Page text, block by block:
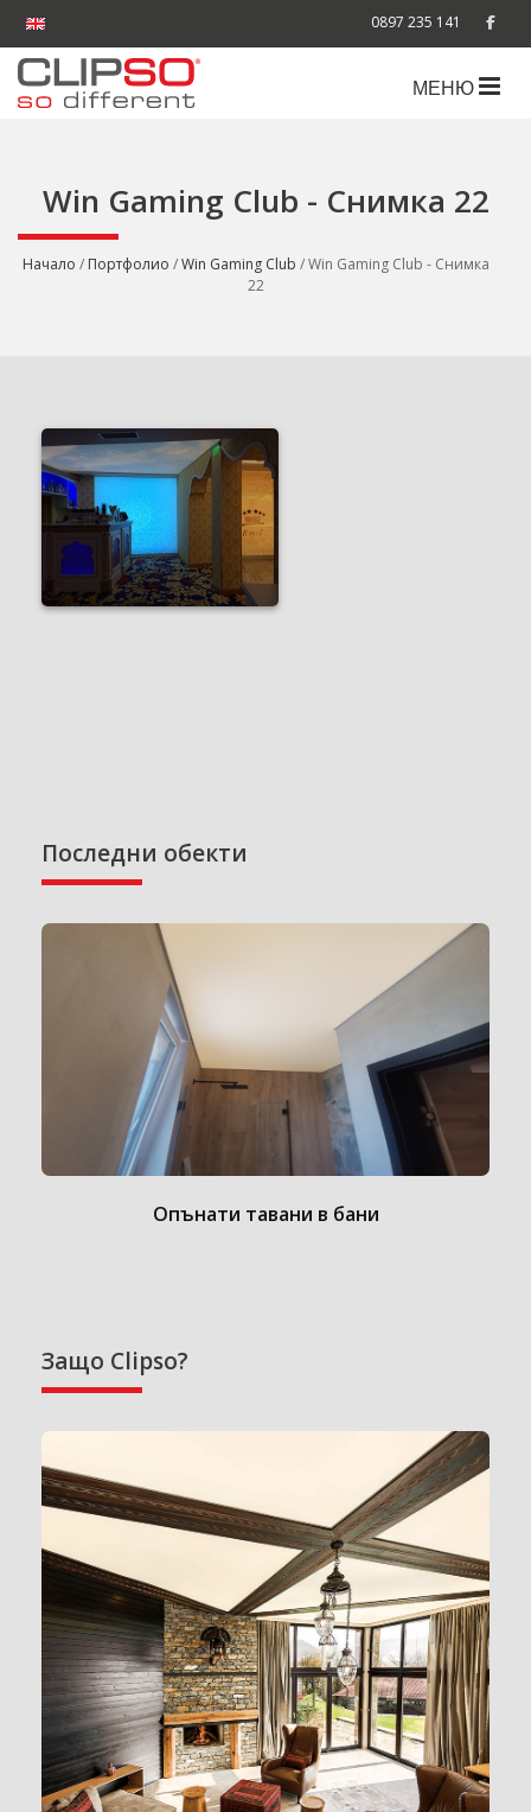
0897 235 141
МЕНЮ
Win Gaming Club - Снимка 22
Начало / Портфолио /Win Gaming Club / Win Gaming Club - Снимка
22
Последни обекти
Опънати тавани в бани
Защо Clipso?